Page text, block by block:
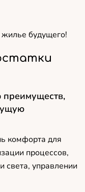
будущего!
преимуществ,
комфорта для
процессов,
света, управлении